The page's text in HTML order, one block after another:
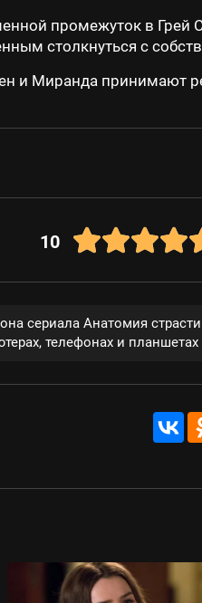
промежуток в Грей
столкнуться с
и Миранда принимают
10
сериала Анатомия
телефонах и